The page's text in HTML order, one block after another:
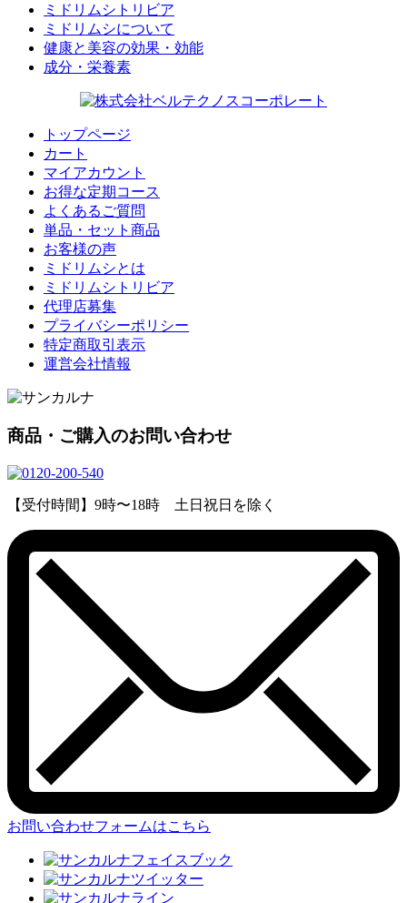
ミドリムシトリビア
ミドリムシについて
健康と美容の効果・効能
成分・栄養素
トップページ
カート
マイアカウント
お得な定期コース
よくあるご質問
単品・セット商品
お客様の声
ミドリムシとは
ミドリムシトリビア
代理店募集
プライバシーポリシー
特定商取引表示
運営会社情報
商品・ご購入のお問い合わせ
【受付時間】9時〜18時 土日祝日を除く
お問い合わせフォームはこちら